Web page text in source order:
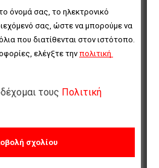
όνομά σας, το ηλεκτρονικό
σας, ώστε να μπορούμε να
που διατίθενται στον ιστότοπο.
ελέγξτε την πολιτική
τους Πολιτική